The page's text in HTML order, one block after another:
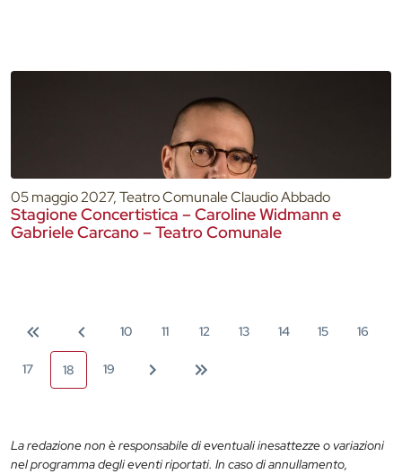
05 maggio 2027, Teatro Comunale Claudio Abbado
Stagione Concertistica – Caroline Widmann e
Gabriele Carcano – Teatro Comunale
10 11 12 13 14 15 16
17 18 19
La redazione non è responsabile di eventuali inesattezze o variazioni
nel programma degli eventi riportati. In caso di annullamento,